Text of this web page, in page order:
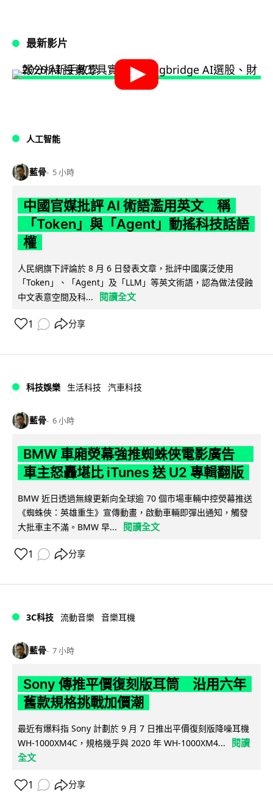
最新影片
人工智能
藍骨 5 小時
中國官媒批評 AI 術語濫用英文 稱
「Token」與「Agent」動搖科技話語
權
人民網旗下評論於 8 月 6 日發表文章，批評中國廣泛使用
「Token」、「Agent」及「LLM」等英文術語，認為做法侵蝕
中文表意空間及科...
閱讀全文
1 分享
科技娛樂 生活科技 汽車科技
藍骨 6 小時
BMW 車廂熒幕強推蜘蛛俠電影廣告
車主怒轟堪比 iTunes 送 U2 專輯翻版
BMW 近日透過無線更新向全球逾 70 個市場車輛中控熒幕推送
《蜘蛛俠：英雄重生》宣傳動畫，啟動車輛即彈出通知，觸發
大批車主不滿。BMW 早...
閱讀全文
1 分享
3C科技 流動音樂 音樂耳機
藍骨 7 小時
Sony 傳推平價復刻版耳筒 沿用六年
舊款規格挑戰加價潮
最近有爆料指 Sony 計劃於 9 月 7 日推出平價復刻版降噪耳機
WH-1000XM4C，規格幾乎與 2020 年 WH-1000XM4...
閱讀
全文
1 分享